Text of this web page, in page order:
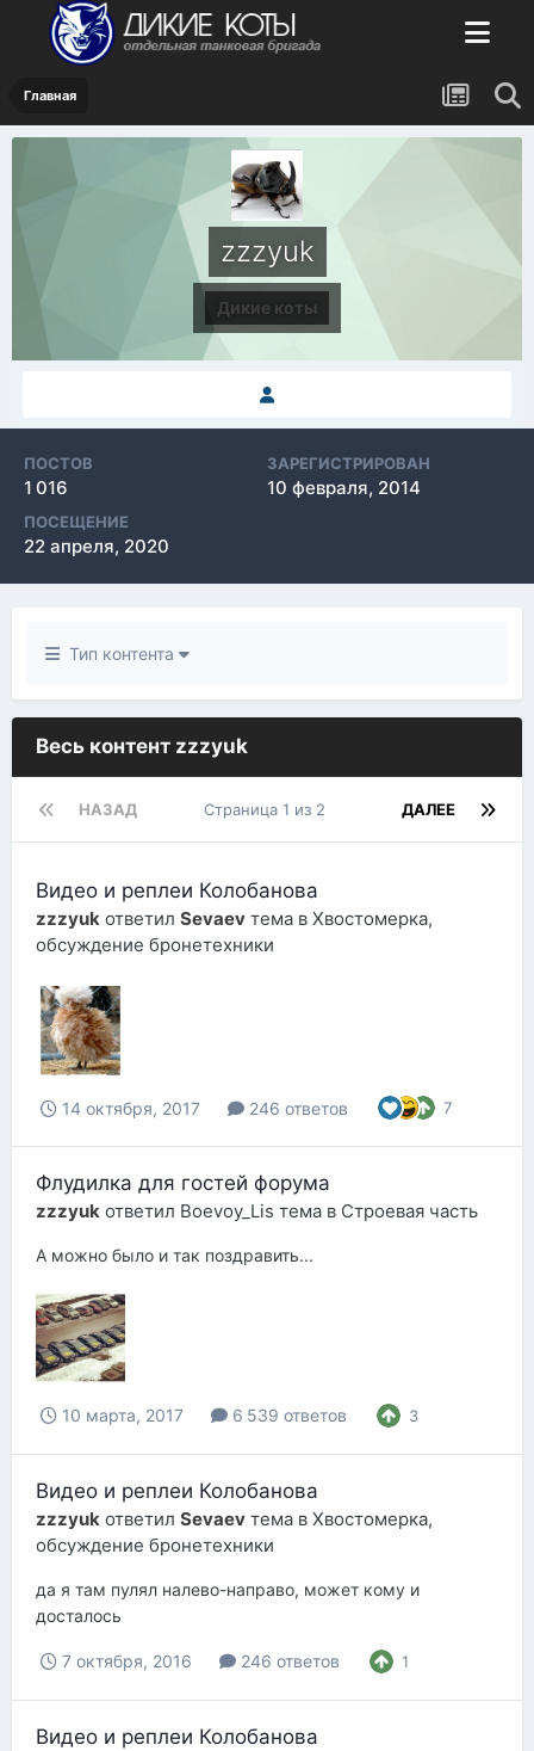
Главная
zzzyuk
Дикие коты
ПОСТОВ
1 016
ЗАРЕГИСТРИРОВАН
10 февраля, 2014
ПОСЕЩЕНИЕ
22 апреля, 2020
Тип контента
Весь контент zzzyuk
НАЗАД ДАЛЕЕ
Страница 1 из 2
Видео и реплеи Колобанова
zzzyuk ответил Sevaev тема в Хвостомерка,
обсуждение бронетехники
14 октября, 2017 246 ответов 7
Флудилка для гостей форума
zzzyuk ответил Boevoy_Lis тема в Строевая часть
А можно было и так поздравить...
10 марта, 2017 6 539 ответов 3
Видео и реплеи Колобанова
zzzyuk ответил Sevaev тема в Хвостомерка,
обсуждение бронетехники
да я там пулял налево-направо, может кому и
досталось
7 октября, 2016 246 ответов 1
Видео и реплеи Колобанова